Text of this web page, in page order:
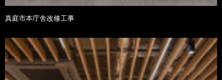
真庭市本庁舎改修工事